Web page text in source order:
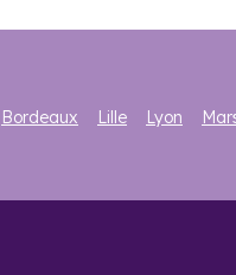
Bordeaux Lille Lyon